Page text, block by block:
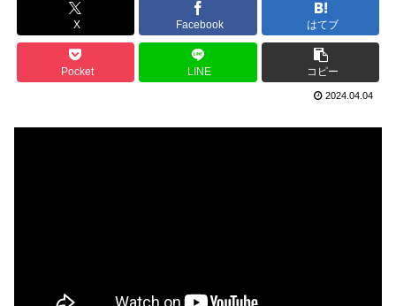
X Facebook はてブ
Pocket LINE コピー
2024.04.04